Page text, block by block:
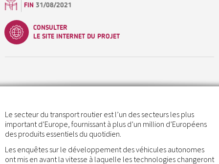
FIN 31/08/2021
CONSULTER
LE SITE INTERNET DU PROJET
Le secteur du transport routier est l’un des secteurs les plus
important d’Europe, fournissant à plus d’un million d’Européens
des produits essentiels du quotidien.
Les enquêtes sur le développement des véhicules autonomes
ont mis en avant la vitesse à laquelle les technologies changeront